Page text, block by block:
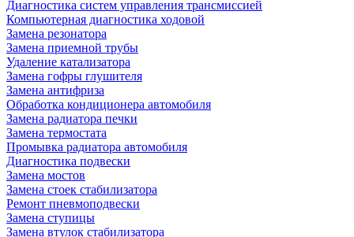
Диагностика систем управления трансмиссией
Компьютерная диагностика ходовой
Замена резонатора
Замена приемной трубы
Удаление катализатора
Замена гофры глушителя
Замена антифриза
Обработка кондиционера автомобиля
Замена радиатора печки
Замена термостата
Промывка радиатора автомобиля
Диагностика подвески
Замена мостов
Замена стоек стабилизатора
Ремонт пневмоподвески
Замена ступицы
Замена втулок стабилизатора